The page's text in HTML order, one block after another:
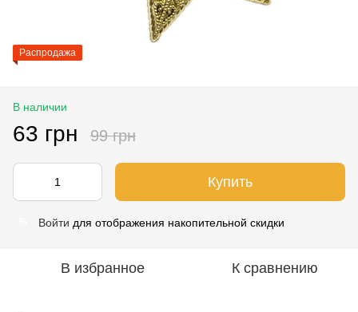
Распродажа
В наличии
63 грн 99 грн
Купить
Войти для отображения накопительной скидки
В избранное К сравнению